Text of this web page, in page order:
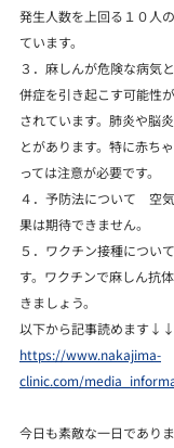
発生人数を上回る１０人
ています。
３．麻しんが危険な病気
併症を引き起こす可能性
されています。肺炎や脳
とがあります。特に赤ち
っては注意が必要です。
４．予防法について　空
果は期待できません。
５．ワクチン接種につい
す。ワクチンで麻しん抗
きましょう。
以下から記事読めます
https://www.nakajima-
clinic.com/
今日も素敵な一日であり